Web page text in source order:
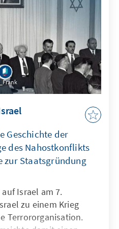
Geschichte der
des Nahostkonflikts
zur Staatsgründung
Israel am 7.
zu einem Krieg
Terrororganisation.